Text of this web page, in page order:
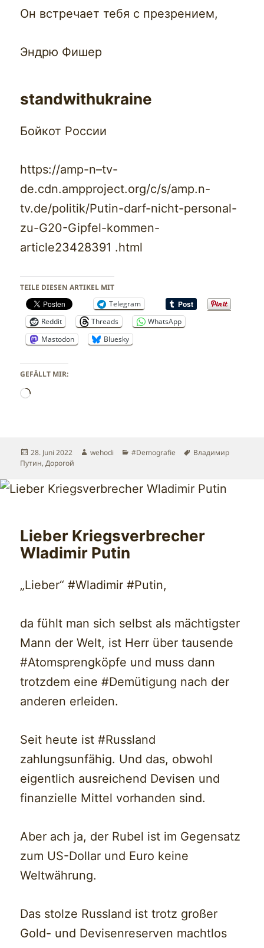
Он встречает тебя с презрением,
Эндрю Фишер
standwithukraine
Бойкот России
https://amp-n–tv-
de.cdn.ampproject.org/c/s/amp.n-
tv.de/politik/Putin-darf-nicht-personal-
zu-G20-Gipfel-kommen-
article23428391 .html
TEILE DIESEN ARTIKEL MIT
Telegram
Reddit
Threads
WhatsApp
Mastodon
Bluesky
GEFÄLLT MIR:
Wird
Veröffentlicht
am
28. Juni 2022 Autor
wehodi Kategorien
#Demografie Schlagwörter
Владимир
Путин,Дорогой
Lieber Kriegsverbrecher
Wladimir Putin
„Lieber“ #Wladimir #Putin,
da fühlt man sich selbst als mächtigster
Mann der Welt, ist Herr über tausende
#Atomsprengköpfe und muss dann
trotzdem eine #Demütigung nach der
anderen erleiden.
Seit heute ist #Russland
zahlungsunfähig. Und das, obwohl
eigentlich ausreichend Devisen und
finanzielle Mittel vorhanden sind.
Aber ach ja, der Rubel ist im Gegensatz
zum US-Dollar und Euro keine
Weltwährung.
Das stolze Russland ist trotz großer
Gold- und Devisenreserven machtlos